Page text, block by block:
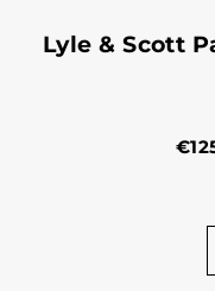
Lyle & Scott